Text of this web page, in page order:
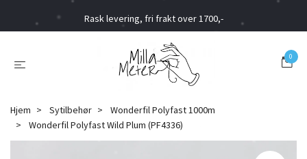
Rask levering, fri frakt over 1700,-
0
Hjem Sytilbehør
Wonderfil Polyfast 1000m
Wonderfil Polyfast Wild Plum (PF4336)